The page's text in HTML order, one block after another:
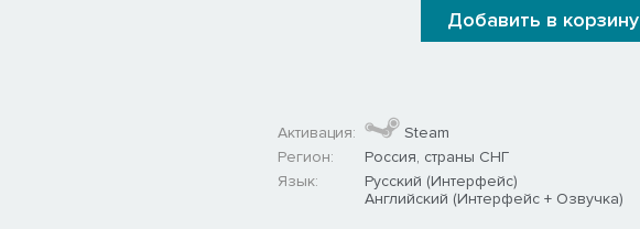
Добавить в корзину
Активация:
Steam
Регион:
Россия, страны СНГ
Язык:
Русский (Интерфейс)
Английский (Интерфейс + Озвучка)